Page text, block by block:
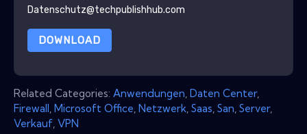
Datenschutz@techpublishhub.com
DOWNLOAD
Related Categories: Anwendungen Daten Center,
Firewall Microsoft Office Netzwerk Saas San Server,
Verkauf VPN